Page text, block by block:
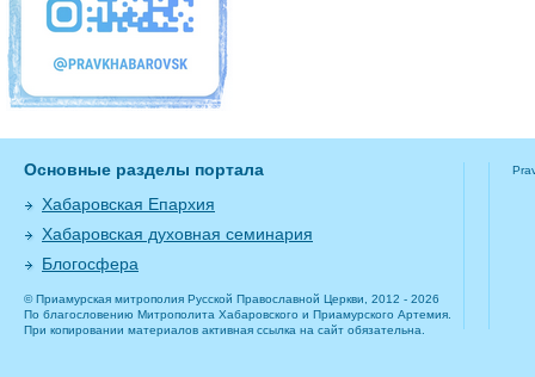
Основные разделы портала
Хабаровская Епархия
Хабаровская духовная семинария
Блогосфера
© Приамурская митрополия Русской Православной Церкви, 2012 - 2026
По благословению Митрополита Хабаровского и Приамурского Артемия.
При копировании материалов активная ссылка на сайт обязательна.